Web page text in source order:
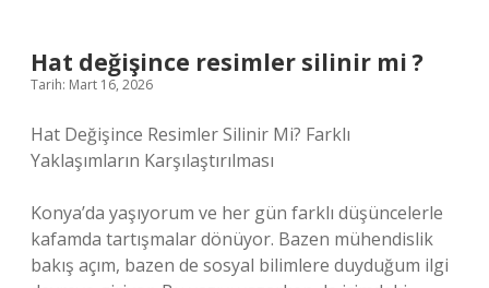
Hat değişince resimler silinir mi ?
Tarih: Mart 16, 2026
Hat Değişince Resimler Silinir Mi? Farklı
Yaklaşımların Karşılaştırılması
Konya’da yaşıyorum ve her gün farklı düşüncelerle
kafamda tartışmalar dönüyor. Bazen mühendislik
bakış açım, bazen de sosyal bilimlere duyduğum ilgi